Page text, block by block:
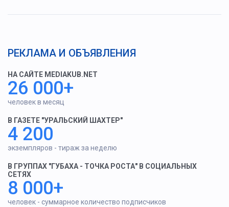
РЕКЛАМА И ОБЪЯВЛЕНИЯ
НА САЙТЕ MEDIAKUB.NET
26 000+
человек в месяц
В ГАЗЕТЕ "УРАЛЬСКИЙ ШАХТЕР"
4 200
экземпляров - тираж за неделю
В ГРУППАХ "ГУБАХА - ТОЧКА РОСТА" В СОЦИАЛЬНЫХ
СЕТЯХ
8 000+
человек - суммарное количество подписчиков